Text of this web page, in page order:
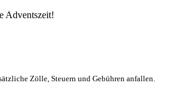
Adventszeit!
Zölle, Steuern und Gebühren anfallen.